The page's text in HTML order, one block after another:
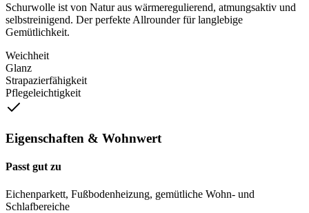
Schurwolle ist von Natur aus wärmeregulierend, atmungsaktiv und
selbstreinigend. Der perfekte Allrounder für langlebige
Gemütlichkeit.
Weichheit
Glanz
Strapazierfähigkeit
Pflegeleichtigkeit
Eigenschaften & Wohnwert
Passt gut zu
Eichenparkett, Fußbodenheizung, gemütliche Wohn- und
Schlafbereiche